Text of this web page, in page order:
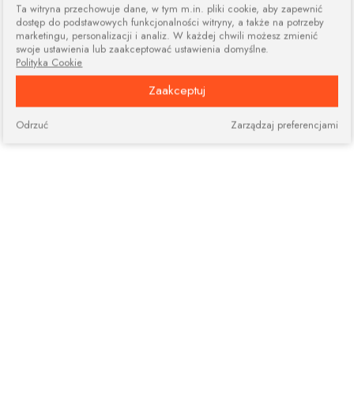
Ta witryna przechowuje dane, w tym m.in. pliki cookie, aby zapewnić
dostęp do podstawowych funkcjonalności witryny, a także na potrzeby
marketingu, personalizacji i analiz. W każdej chwili możesz zmienić
swoje ustawienia lub zaakceptować ustawienia domyślne.
Polityka Cookie
Zaakceptuj
Zarządzaj preferencjami
Odrzuć